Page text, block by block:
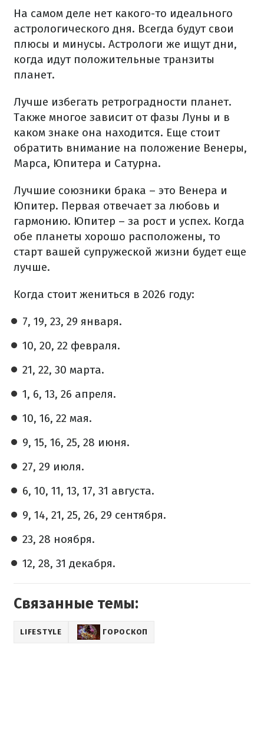
На самом деле нет какого-то идеального
астрологического дня. Всегда будут свои
плюсы и минусы. Астрологи же ищут дни,
когда идут положительные транзиты
планет.
Лучше избегать ретроградности планет.
Также многое зависит от фазы Луны и в
каком знаке она находится. Еще стоит
обратить внимание на положение Венеры,
Марса, Юпитера и Сатурна.
Лучшие союзники брака – это Венера и
Юпитер. Первая отвечает за любовь и
гармонию. Юпитер – за рост и успех. Когда
обе планеты хорошо расположены, то
старт вашей супружеской жизни будет еще
лучше.
Когда стоит жениться в 2026 году:
7, 19, 23, 29 января.
10, 20, 22 февраля.
21, 22, 30 марта.
1, 6, 13, 26 апреля.
10, 16, 22 мая.
9, 15, 16, 25, 28 июня.
27, 29 июля.
6, 10, 11, 13, 17, 31 августа.
9, 14, 21, 25, 26, 29 сентября.
23, 28 ноября.
12, 28, 31 декабря.
Связанные темы:
LIFESTYLE ГОРОСКОП